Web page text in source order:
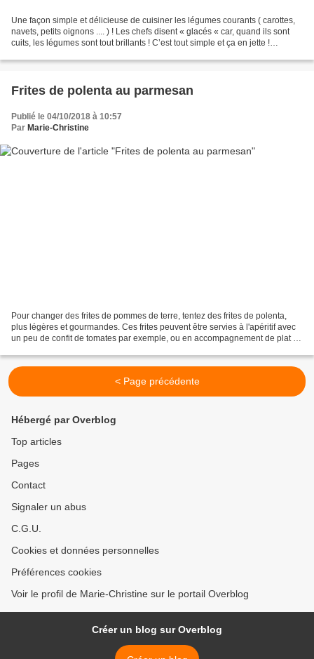
Une façon simple et délicieuse de cuisiner les légumes courants ( carottes,
navets, petits oignons .... ) ! Les chefs disent « glacés « car, quand ils sont
cuits, les légumes sont tout brillants ! C’est tout simple et ça en jette !
Frites de polenta au parmesan
Publié le 04/10/2018 à 10:57
Par Marie-Christine
Pour changer des frites de pommes de terre, tentez des frites de polenta,
plus légères et gourmandes. Ces frites peuvent être servies à l'apéritif avec
un peu de confit de tomates par exemple, ou en accompagnement de plat (
< Page précédente
Hébergé par Overblog
Top articles
Pages
Contact
Signaler un abus
C.G.U.
Cookies et données personnelles
Préférences cookies
Voir le profil de Marie-Christine sur le portail Overblog
Créer un blog sur Overblog